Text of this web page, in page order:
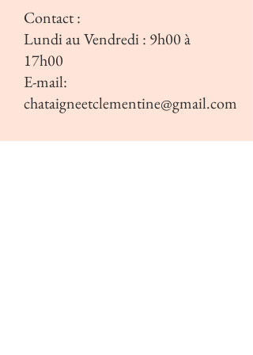
Contact :
Lundi au Vendredi : 9h00 à
17h00
E-mail:
chataigneetclementine@gmail.com